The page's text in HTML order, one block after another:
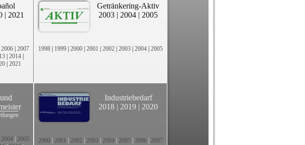
| 2021
2006 | 2007
| 2014 |
| 2021
Getränkering-Aktiv
2003 | 2004 | 2005
1998 | 1999 | 2000 | 2001 | 2002 | 2003 | 2004 | 2005
2004 2005
Industriebedarf
2018 | 2019 | 2020
2000 2001 2002 2003 2004 2005 2006 2007